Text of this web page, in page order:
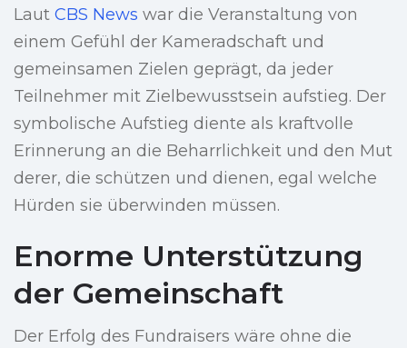
Laut CBS News war die Veranstaltung von
einem Gefühl der Kameradschaft und
gemeinsamen Zielen geprägt, da jeder
Teilnehmer mit Zielbewusstsein aufstieg. Der
symbolische Aufstieg diente als kraftvolle
Erinnerung an die Beharrlichkeit und den Mut
derer, die schützen und dienen, egal welche
Hürden sie überwinden müssen.
Enorme Unterstützung
der Gemeinschaft
Der Erfolg des Fundraisers wäre ohne die